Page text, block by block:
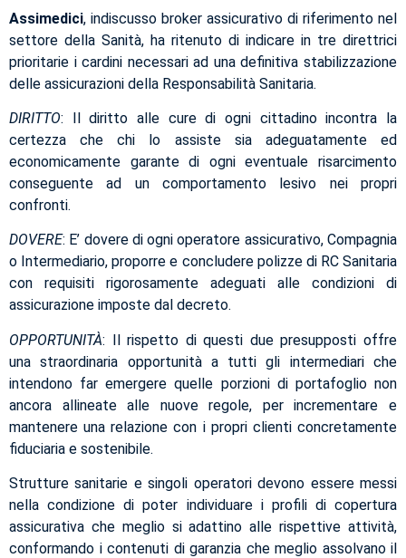
Assimedici, indiscusso broker assicurativo di riferimento nel
settore della Sanità, ha ritenuto di indicare in tre direttrici
prioritarie i cardini necessari ad una definitiva stabilizzazione
delle assicurazioni della Responsabilità Sanitaria.
DIRITTO: Il diritto alle cure di ogni cittadino incontra la
certezza che chi lo assiste sia adeguatamente ed
economicamente garante di ogni eventuale risarcimento
conseguente ad un comportamento lesivo nei propri
confronti.
DOVERE: E’ dovere di ogni operatore assicurativo, Compagnia
o Intermediario, proporre e concludere polizze di RC Sanitaria
con requisiti rigorosamente adeguati alle condizioni di
assicurazione imposte dal decreto.
OPPORTUNITÀ: Il rispetto di questi due presupposti offre
una straordinaria opportunità a tutti gli intermediari che
intendono far emergere quelle porzioni di portafoglio non
ancora allineate alle nuove regole, per incrementare e
mantenere una relazione con i propri clienti concretamente
fiduciaria e sostenibile.
Strutture sanitarie e singoli operatori devono essere messi
nella condizione di poter individuare i profili di copertura
assicurativa che meglio si adattino alle rispettive attività,
conformando i contenuti di garanzia che meglio assolvano il